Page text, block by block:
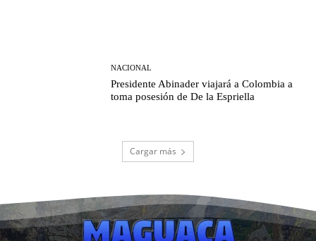
NACIONAL
Presidente Abinader viajará a Colombia a
toma posesión de De la Espriella
Cargar más